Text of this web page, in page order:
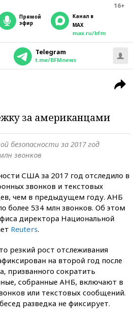
16+
прямой
эфир
Канал в
MAX
max.ru/bfm
Telegram
t.me/BFMnews
за американцами
безопасности за 2017 год
звонков
США за 2017 год отследило в
звонков и текстовых
чем в предыдущем году. АНБ
более 534 млн звонков. Об этом
директора Национальной
Reuters.
резкий рост отслеживания
на второй год после
призванного сократить
собранные АНБ, включают в
или текстовых сообщений.
разведка не фиксирует.